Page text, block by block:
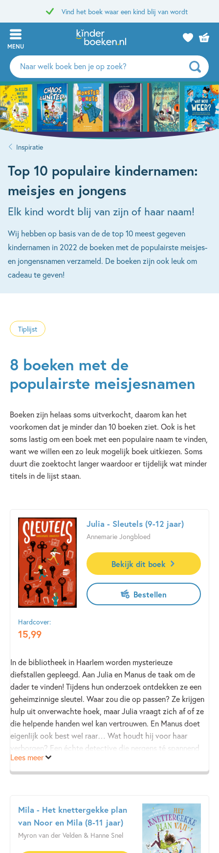
Vind het boek waar een kind blij van wordt
MENU
Zoeken
naar
boeken,
auteurs
en
uitgevers
Inspiratie
Top 10 populaire kindernamen:
meisjes en jongens
Elk kind wordt blij van zijn of haar naam!
Wij hebben op basis van de de top 10 meest gegeven
kindernamen in 2022 de boeken met de populairste meisjes-
en jongensnamen verzameld. De boeken zijn ook leuk om
cadeau te geven!
Tiplijst
8 boeken met de
populairste meisjesnamen
Boeken zijn helaas soms uitverkocht, daarom kan het
voorkomen dat je minder dan 10 boeken ziet. Ook is het
soms lastig om een boek met een populaire naam te vinden,
want we willen een zo leuk mogelijk boek uitkiezen. Soms
duurt die zoektocht langer waardoor er tijdelijk wat minder
titels in de lijst staan.
Hardcover:
15,99
Julia - Sleutels (9-12 jaar)
Annemarie Jongbloed
Bekijk dit boek
Bestellen
In de bibliotheek in Haarlem worden mysterieuze
diefstallen gepleegd. Aan Julia en Manus de taak om de
dader te vinden! Tijdens hun onderzoek ontdekken ze een
geheimzinnige sleutel. Waar zou die op passen? Ze krijgen
hulp uit onverwachte hoek, maar Julia vraagt zich af of ze
die helpende handen wel kan vertrouwen. En Manus doet
eigenlijk ook best wel raar… Wat houdt hij voor haar
verborgen? Een échte detective die nergens té spannend
wordt, en tegelijkertijd een mooi verhaal over vriendschap.
Lees meer
Mila - Het knettergekke plan
van Noor en Mila (8-11 jaar)
Myron van der Velden & Hanne Snel